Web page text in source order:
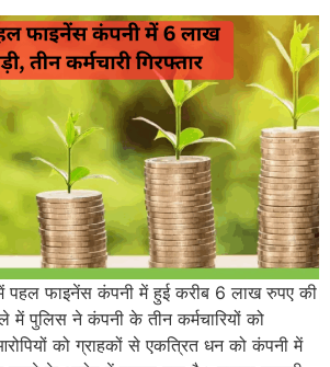
पहल फाइनेंस कंपनी में हुई करीब 6 लाख रुपए की
में पुलिस ने कंपनी के तीन कर्मचारियों को
को ग्राहकों से एकत्रित धन को कंपनी में